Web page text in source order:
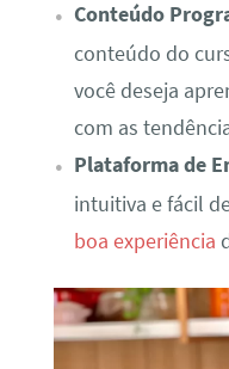
Conteúdo
conteúdo do
você deseja
com as
Plataforma de
intuitiva e fácil
boa experiência